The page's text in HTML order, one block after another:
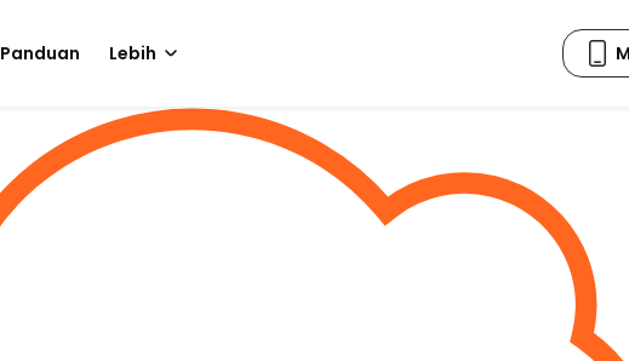
Panduan Lebih